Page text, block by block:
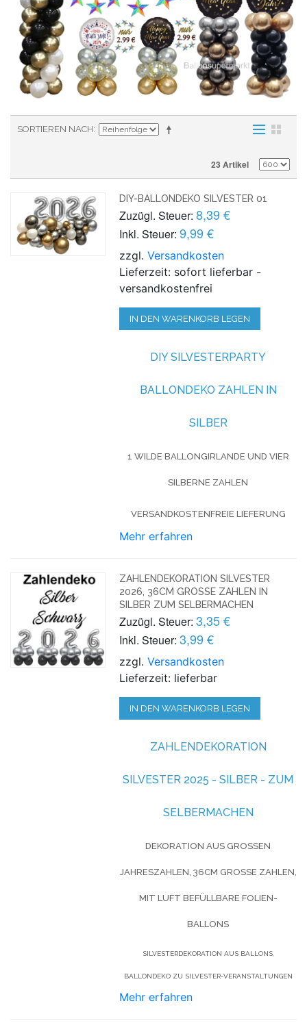
SORTIEREN NACH
23 Artikel
DIY-BALLONDEKO SILVESTER 01
Zuzügl. Steuer: 8,39 €
Inkl. Steuer: 9,99 €
zzgl.Versandkosten
Lieferzeit: sofort lieferbar -
versandkostenfrei
IN DEN WARENKORB LEGEN
DIY SILVESTERPARTY
BALLONDEKO ZAHLEN IN
SILBER
1 WILDE BALLONGIRLANDE UND VIER
SILBERNE ZAHLEN
VERSANDKOSTENFREIE LIEFERUNG
Mehr erfahren
ZAHLENDEKORATION SILVESTER
2026, 36CM GROSSE ZAHLEN IN S
ILBER ZUM SELBERMACHEN
Zuzügl. Steuer: 3,35 €
Inkl. Steuer: 3,99 €
zzgl.Versandkosten
Lieferzeit: lieferbar
IN DEN WARENKORB LEGEN
ZAHLENDEKORATION
SILVESTER 2025 - SILBER - ZUM
SELBERMACHEN
DEKORATION AUS GROSSEN J
AHRESZAHLEN, 36CM GROSSE ZAHLEN, M
IT LUFT BEFÜLLBARE FOLIEN-B
ALLONS
SILVESTERDEKORATION AUS BALLONS,
BALLONDEKO ZU SILVESTER-VERANSTALTUNGEN
Mehr erfahren